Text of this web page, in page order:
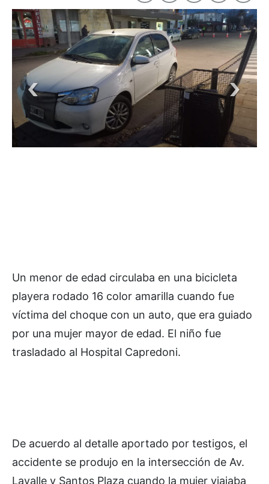
Un menor de edad circulaba en una bicicleta
playera rodado 16 color amarilla cuando fue
víctima del choque con un auto, que era guiado
por una mujer mayor de edad. El niño fue
trasladado al Hospital Capredoni.
De acuerdo al detalle aportado por testigos, el
accidente se produjo en la intersección de Av.
Lavalle y Santos Plaza cuando la mujer viajaba